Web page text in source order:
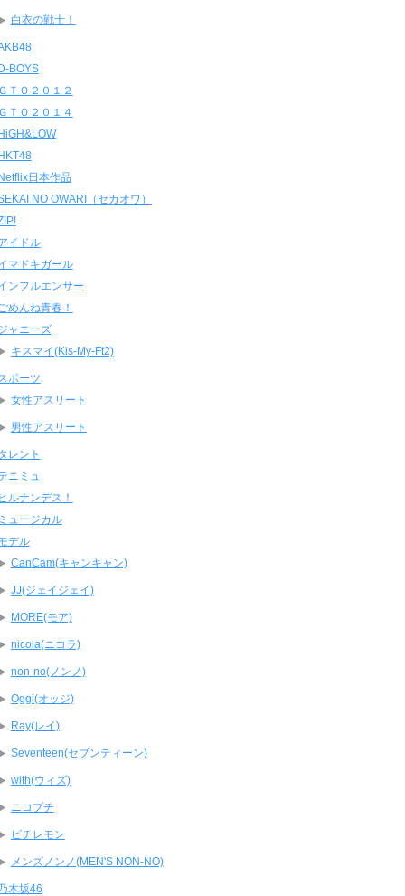
白衣の戦士！
BOYS
ＧＴＯ２０１２
ＧＴＯ２０１４
日本作品
NO OWARI（セカオワ）
イドル
マドキガール
ンフルエンサー
ごめんね青春！
ャニーズ
キスマイ(Kis-My-Ft2)
スポーツ
女性アスリート
男性アスリート
レント
ニミュ
ヒルナンデス！
ミュージカル
デル
CanCam(キャンキャン)
JJ(ジェイジェイ)
MORE(モア)
nicola(ニコラ)
non-no(ノンノ)
Oggi(オッジ)
Ray(レイ)
Seventeen(セブンティーン)
with(ウィズ)
ニコプチ
ピチレモン
メンズノンノ(MEN'S NON-NO)
乃木坂46